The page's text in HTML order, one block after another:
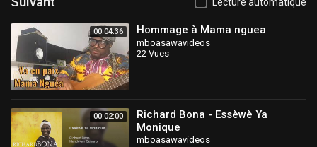
00:04:36 Hommage à Mama nguea
mboasawavideos
22 Vues
00:02:00
Richard Bona - Essèwè Ya
Monique
mboasawavideos